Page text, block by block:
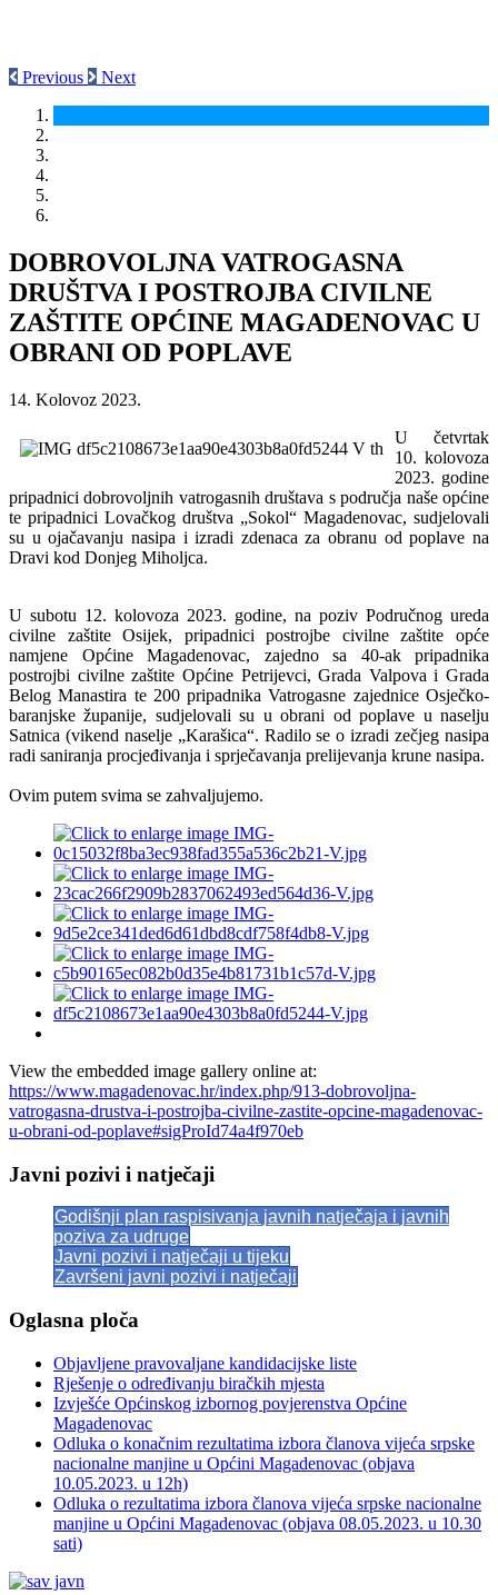
Previous Next
DOBROVOLJNA VATROGASNA
DRUŠTVA I POSTROJBA CIVILNE
ZAŠTITE OPĆINE MAGADENOVAC U
OBRANI OD POPLAVE
14. Kolovoz 2023.
U četvrtak
10. kolovoza
2023. godine
pripadnici dobrovoljnih vatrogasnih društava s područja naše općine
te pripadnici Lovačkog društva „Sokol“ Magadenovac, sudjelovali
su u ojačavanju nasipa i izradi zdenaca za obranu od poplave na
Dravi kod Donjeg Miholjca.
U subotu 12. kolovoza 2023. godine, na poziv Područnog ureda
civilne zaštite Osijek, pripadnici postrojbe civilne zaštite opće
namjene Općine Magadenovac, zajedno sa 40-ak pripadnika
postrojbi civilne zaštite Općine Petrijevci, Grada Valpova i Grada
Belog Manastira te 200 pripadnika Vatrogasne zajednice Osječko-
baranjske županije, sudjelovali su u obrani od poplave u naselju
Satnica (vikend naselje „Karašica“. Radilo se o izradi zečjeg nasipa
radi saniranja procjeđivanja i sprječavanja prelijevanja krune nasipa.
Ovim putem svima se zahvaljujemo.
View the embedded image gallery online at:
https://www.magadenovac.hr/index.php/913-dobrovoljna-
vatrogasna-drustva-i-postrojba-civilne-zastite-opcine-magadenovac-
u-obrani-od-poplave#sigProId74a4f970eb
Javni pozivi i natječaji
Godišnji plan raspisivanja javnih natječaja i javnih
poziva za udruge
Javni pozivi i natječaji u tijeku
Završeni javni pozivi i natječaji
Oglasna ploča
Objavljene pravovaljane kandidacijske liste
Rješenje o određivanju biračkih mjesta
Izvješće Općinskog izbornog povjerenstva Općine
Magadenovac
Odluka o konačnim rezultatima izbora članova vijeća srpske
nacionalne manjine u Općini Magadenovac (objava
10.05.2023. u 12h)
Odluka o rezultatima izbora članova vijeća srpske nacionalne
manjine u Općini Magadenovac (objava 08.05.2023. u 10.30
sati)